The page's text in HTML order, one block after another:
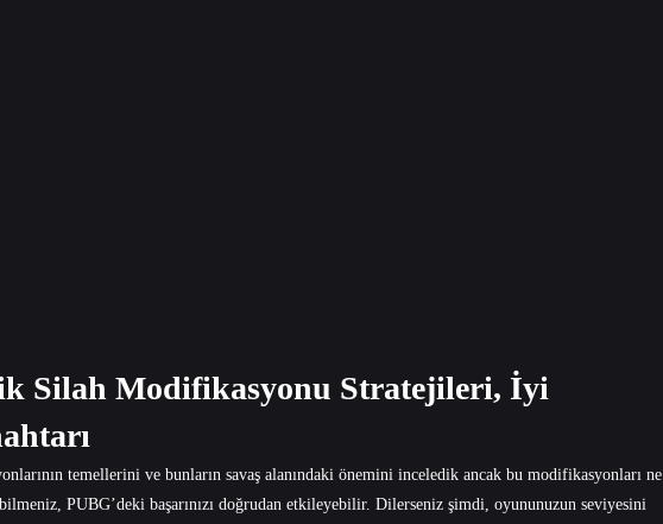
Silah Modifikasyonu Stratejileri, İyi
temellerini ve bunların savaş alanındaki önemini inceledik ancak bu modifikasyonları ne
bilmeniz, PUBG’deki başarınızı doğrudan etkileyebilir. Dilerseniz şimdi, oyununuzun seviyesini